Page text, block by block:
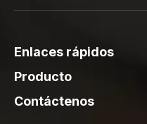
Enlaces rápidos
Producto
Contáctenos